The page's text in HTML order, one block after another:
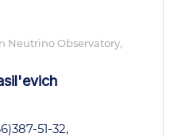
Neutrino Observatory,
51-32,